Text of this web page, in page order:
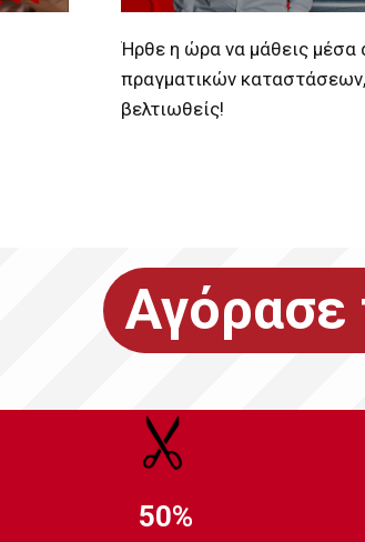
Ήρθε η ώρα να μάθεις μέσα
πραγματικών
βελτιωθείς!
50%